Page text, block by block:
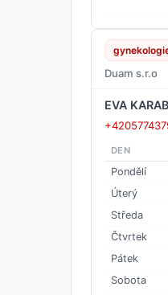
Duam s.r.o
EVA
DEN
Pondělí
Úterý
Středa
Čtvrtek
Pátek
Sobota